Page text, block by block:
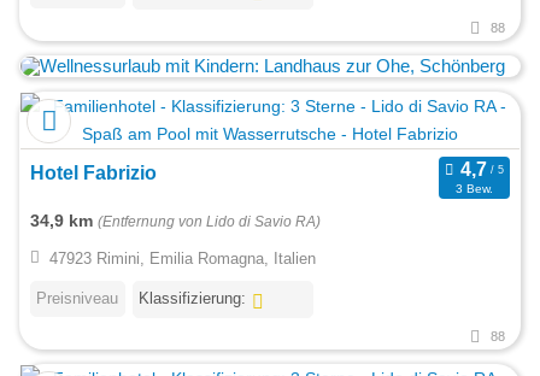
88
Hotel Fabrizio
3 Bew.
34,9 km (Entfernung von Lido di Savio RA)
47923 Rimini, Emilia Romagna, Italien
Preisniveau Klassifizierung:
88